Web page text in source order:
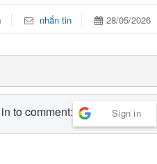
nhắn tin 28/05/2026
to comment: Sign in